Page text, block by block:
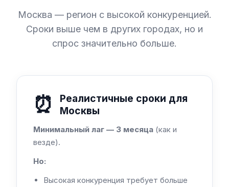
Москва — регион с высокой конкуренцией.
Сроки выше чем в других городах, но и
спрос значительно больше.
⏰
Реалистичные сроки для
Москвы
Минимальный лаг — 3 месяца (как и
везде).
Но:
Высокая конкуренция требует больше